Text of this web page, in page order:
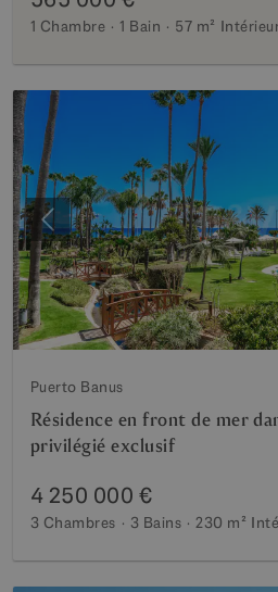
1 Chambre 1 Bain 57 m²
Précédent
Puerto Banus
Résidence en front de mer
privilégié exclusif
4 250 000 €
3 Chambres 3 Bains 230 m²